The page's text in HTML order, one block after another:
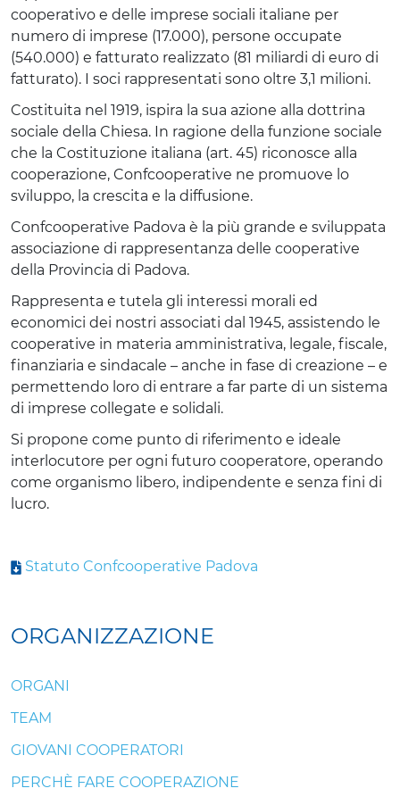
cooperativo e delle imprese sociali italiane per
numero di imprese (17.000), persone occupate
(540.000) e fatturato realizzato (81 miliardi di euro di
fatturato). I soci rappresentati sono oltre 3,1 milioni.
Costituita nel 1919, ispira la sua azione alla dottrina
sociale della Chiesa. In ragione della funzione sociale
che la Costituzione italiana (art. 45) riconosce alla
cooperazione, Confcooperative ne promuove lo
sviluppo, la crescita e la diffusione.
Confcooperative Padova è la più grande e sviluppata
associazione di rappresentanza delle cooperative
della Provincia di Padova.
Rappresenta e tutela gli interessi morali ed
economici dei nostri associati dal 1945, assistendo le
cooperative in materia amministrativa, legale, fiscale,
finanziaria e sindacale – anche in fase di creazione – e
permettendo loro di entrare a far parte di un sistema
di imprese collegate e solidali.
Si propone come punto di riferimento e ideale
interlocutore per ogni futuro cooperatore, operando
come organismo libero, indipendente e senza fini di
lucro.
Statuto Confcooperative Padova
ORGANIZZAZIONE
ORGANI
TEAM
GIOVANI COOPERATORI
PERCHÈ FARE COOPERAZIONE